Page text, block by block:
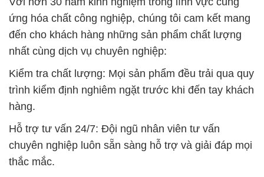
ứng hóa chất công nghiệp, chúng tôi cam kết mang
đến cho khách hàng những sản phẩm chất lượng
nhất cùng dịch vụ chuyên nghiệp:
Kiểm tra chất lượng: Mọi sản phẩm đều trải qua quy
trình kiểm định nghiêm ngặt trước khi đến tay khách
hàng.
Hỗ trợ tư vấn 24/7: Đội ngũ nhân viên tư vấn
chuyên nghiệp luôn sẵn sàng hỗ trợ và giải đáp mọi
thắc mắc.